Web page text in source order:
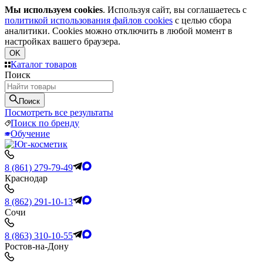
Мы используем cookies. Используя сайт, вы соглашаетесь с
политикой использования файлов cookies с целью сбора
аналитики. Cookies можно отключить в любой момент в
настройках вашего браузера.
OK
Каталог товаров
Поиск
Поиск
Посмотреть все результаты
Поиск по бренду
Обучение
8 (861) 279-79-49
Краснодар
8 (862) 291-10-13
Сочи
8 (863) 310-10-55
Ростов-на-Дону